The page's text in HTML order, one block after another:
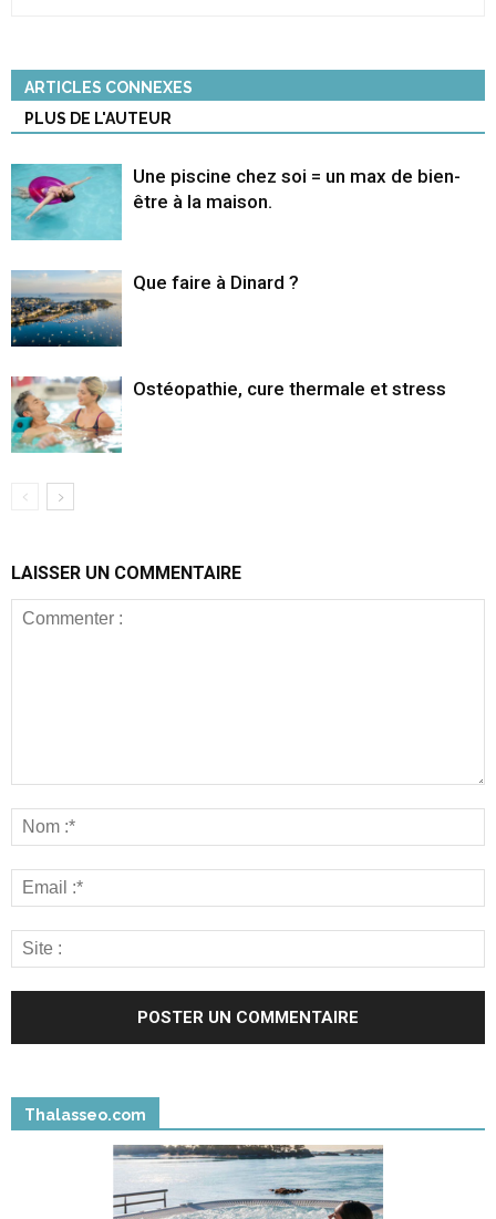
ARTICLES CONNEXES
PLUS DE L'AUTEUR
Une piscine chez soi = un max de bien-
être à la maison.
Que faire à Dinard ?
Ostéopathie, cure thermale et stress
LAISSER UN COMMENTAIRE
Thalasseo.com